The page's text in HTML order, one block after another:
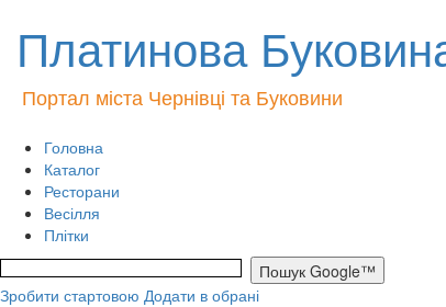
Платинова
Портал міста Чернівці та Буковини
Головна
Каталог
Ресторани
Весілля
Плітки
Зробити стартовою Додати в обрані